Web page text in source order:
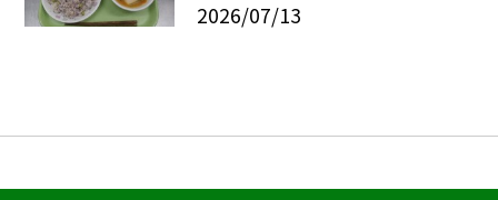
2026/07/13